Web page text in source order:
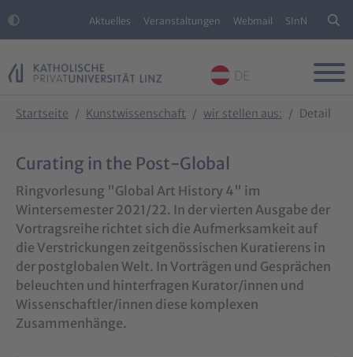
Aktuelles Veranstaltungen Webmail SInN
DE
Startseite Kunstwissenschaft wir stellen aus: Detail
Curating in the Post-Global
Ringvorlesung "Global Art History 4" im
Wintersemester 2021/22. In der vierten Ausgabe der
Vortragsreihe richtet sich die Aufmerksamkeit auf
die Verstrickungen zeitgenössischen Kuratierens in
der postglobalen Welt. In Vorträgen und Gesprächen
beleuchten und hinterfragen Kurator/innen und
Wissenschaftler/innen diese komplexen
Zusammenhänge.